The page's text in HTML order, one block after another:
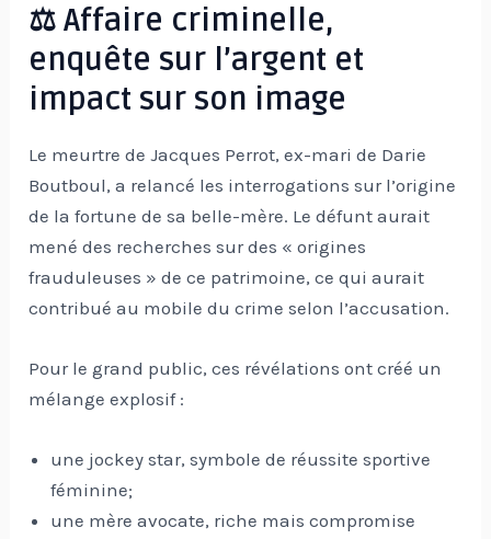
⚖️ Affaire criminelle,
enquête sur l’argent et
impact sur son image
Le meurtre de Jacques Perrot, ex-mari de Darie
Boutboul, a relancé les interrogations sur l’origine
de la fortune de sa belle-mère. Le défunt aurait
mené des recherches sur des « origines
frauduleuses » de ce patrimoine, ce qui aurait
contribué au mobile du crime selon l’accusation.
Pour le grand public, ces révélations ont créé un
mélange explosif :
une jockey star, symbole de réussite sportive
féminine;
une mère avocate, riche mais compromise